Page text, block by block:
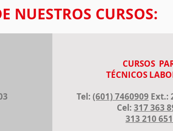
CURSOS
TÉCNICOS
Tel: (601) 7460909 Ext.:
Cel:317 363
313 210
NUESTROS CURSOS: